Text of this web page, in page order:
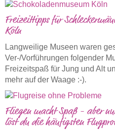
Freizeittipps für
Köln
Langweilige Museen waren
Ver-/Vorführungen folgender
Freizeitspaß für Jung und Alt
mehr auf der Waage :-).
Fliegen macht Spaß - aber
löst du die häufigsten